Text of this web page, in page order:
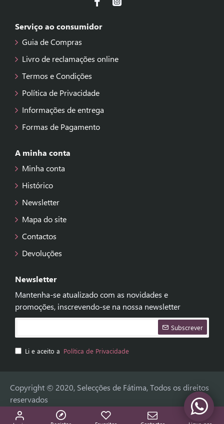
Serviço ao consumidor
Guia de Compras
Livro de reclamações online
Termos e Condições
Política de Privacidade
Informações de entrega
Formas de Pagamento
A minha conta
Minha conta
Histórico
Newsletter
Mapa do site
Contactos
Devoluções
Newsletter
Mantenha-se atualizado com as novidades e
promoções, inscrevendo-se na nossa newsletter
Subscrever
Li e aceito a Política de Privacidade
Copyright © 2020, Selecções de Fátima, Todos os direitos
reservados